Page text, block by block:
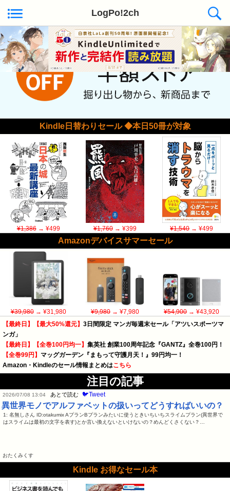
LogPo!2ch
Kindle日替わりセール ◆本日50冊が対象
¥1,386→ ¥499 ¥1,760→ ¥399 ¥1,540→ ¥499
Amazonデバイスサマーセール
¥39,980→ ¥31,980 ¥9,980→ ¥7,980 ¥54,900→ ¥43,920
【最終日】【最大50%還元】 3日間限定 マンガ毎週末セール「アツいスポーツマ
ンガ」
【最終日】【全巻100円均一】 集英社 創業100周年記念『GANTZ』全巻100円！
【全巻99円】 マッグガーデン『まもって守護月天！』99円均一！
Amazon・Kindleのセール情報まとめはこちら
注目の記事
2026/07/08 13:04 あとで読む 🐦Tweet
異世界モノでアルファベットの扱いってどうすればいいの？
1: 名無しさん ID:otakumix AプランBプランみたいに使うときいちいちスライムプラン(異世界で
はスライムは最初の文字を表す)とか言い換えないといけないの？めんどくさくない？…
おたくみくす
Kindle お得なセール本